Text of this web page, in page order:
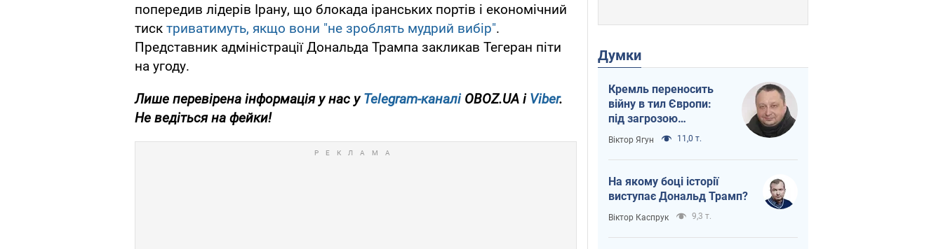
попередив лідерів Ірану, що блокада іранських портів і економічний
тиск триватимуть, якщо вони "не зроблять мудрий вибір".
Представник адміністрації Дональда Трампа закликав Тегеран піти
на угоду.
Лише перевірена інформація у нас уTelegram-каналіOBOZ.UA і Viber.
Не ведіться на фейки!
Думки
Кремль переносить
війну в тил Європи:
під загрозою
критична логістика
Віктор Ягун 11,0 т.
На якому боці історії
виступає Дональд Трамп?
Віктор Каспрук 9,3 т.